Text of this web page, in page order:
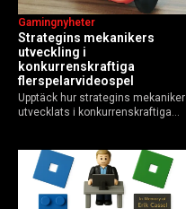
Strategins mekanikers
utveckling i
konkurrenskraftiga
flerspelarvideospel
Gamingnyheter
Upptäck hur strategins mekaniker
utvecklats i konkurrenskraftiga
AI-drivna innovationer.